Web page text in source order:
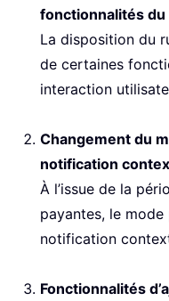
fonctionnalités du
La disposition du
de certaines
interaction
Changement du
notification
À l’issue de la
payantes, le
notification
Fonctionnalités